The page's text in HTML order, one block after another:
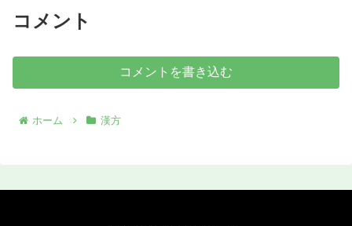
コメント
コメントを書き込む
ホーム 漢方